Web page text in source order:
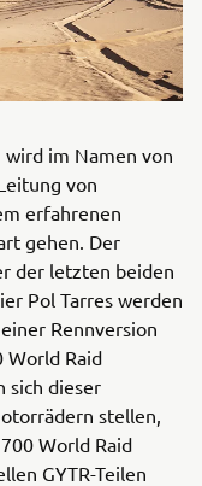
wird im Namen von
von
erfahrenen
gehen. Der
der letzten beiden
Pol Tarres werden
Rennversion
World Raid
sich dieser
stellen,
World Raid
GYTR-Teilen